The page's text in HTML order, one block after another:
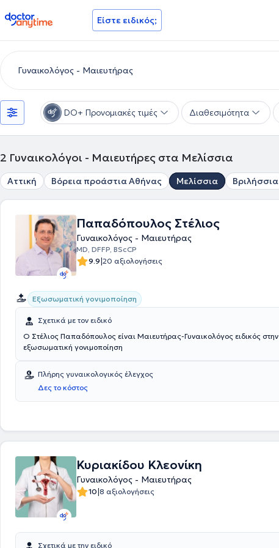
doctoranytime Είστε ειδικός;
DO+ Προνομιακές τιμές Διαθεσιμότητα
2 Γυναικολόγοι - Μαιευτήρες στα Μελίσσια
Αττική Βόρεια προάστια Αθήνας Μελίσσια Βριλήσσια
Παπαδόπουλος Στέλιος
Γυναικολόγος - Μαιευτήρας
MD, DFFP, BScCP
9.9|20 αξιολογήσεις
Εξωσωματική γονιμοποίηση
Σχετικά με τον ειδικό
Ο Στέλιος Παπαδόπουλος είναι Μαιευτήρας-Γυναικολόγος ειδικός στην
εξωσωματική γονιμοποίηση
Πλήρης γυναικολογικός έλεγχος
Δες το κόστος
Κυριακίδου Κλεονίκη
Γυναικολόγος - Μαιευτήρας
10|8 αξιολογήσεις
Σχετικά με την ειδικό